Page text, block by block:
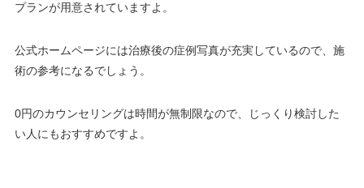
プランが用意されていますよ。
公式ホームページには治療後の症例写真が充実しているので、施
術の参考になるでしょう。
0円のカウンセリングは時間が無制限なので、じっくり検討した
い人にもおすすめですよ。